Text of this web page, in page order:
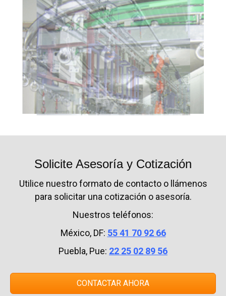
Solicite Asesoría y Cotización
Utilice nuestro formato de contacto o llámenos
para solicitar una cotización o asesoría.
Nuestros teléfonos:
México, DF: 55 41 70 92 66
Puebla, Pue: 22 25 02 89 56
CONTACTAR AHORA